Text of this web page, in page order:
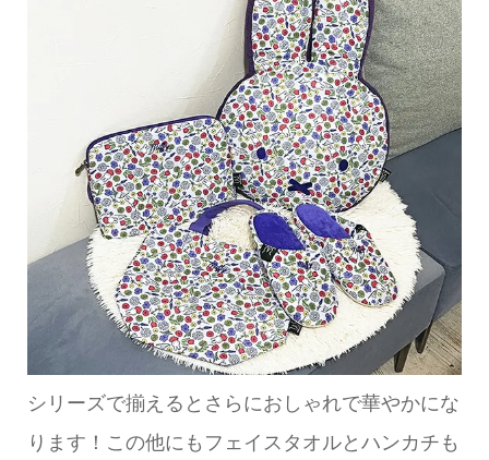
シリーズで揃えるとさらにおしゃれで華やかにな
ります！この他にもフェイスタオルとハンカチも